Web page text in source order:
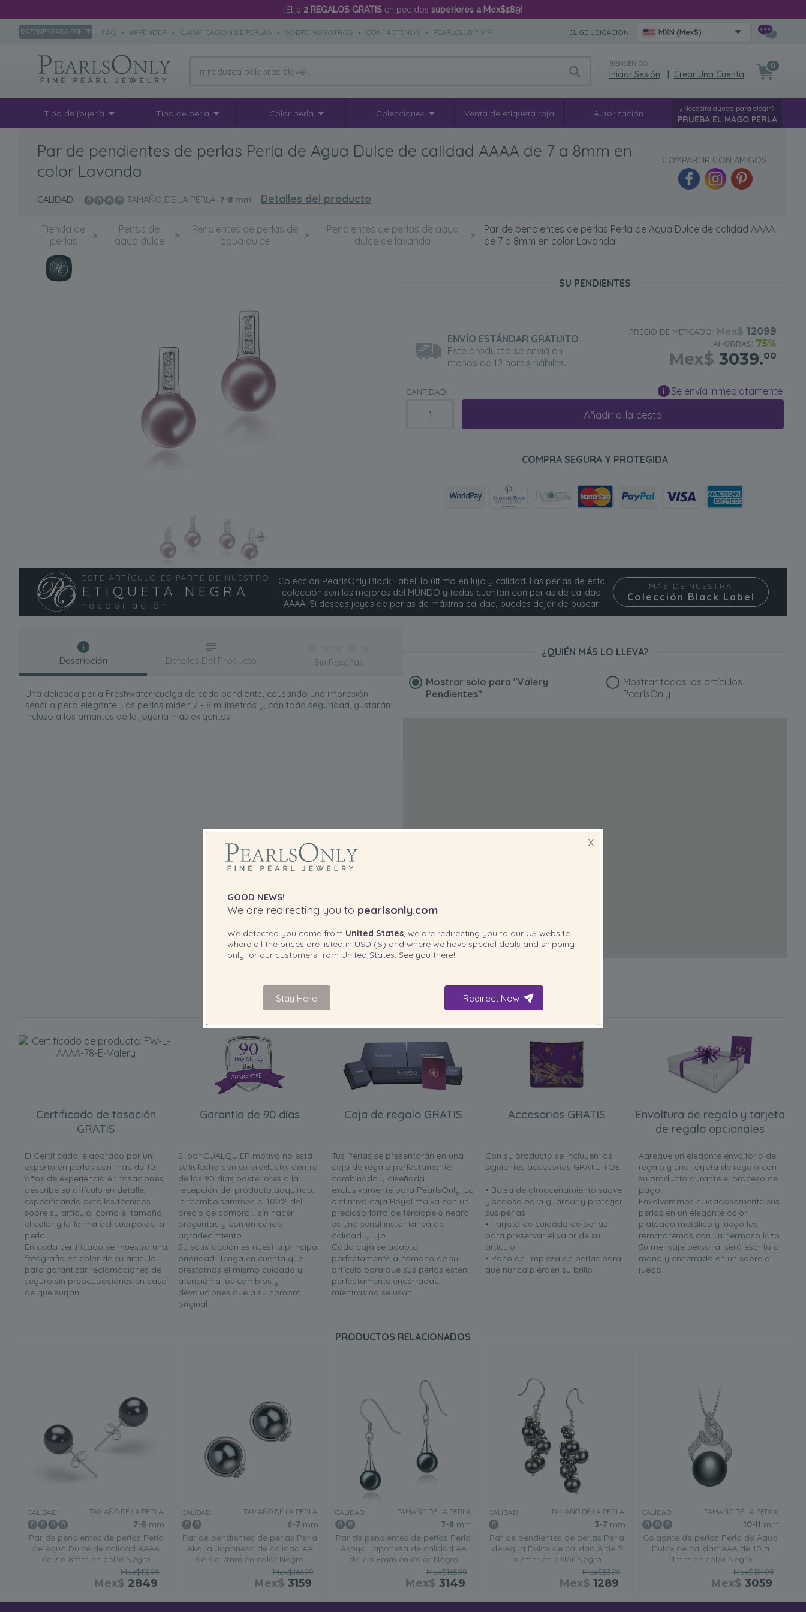
¡Elija 2 REGALOS GRATISen pedidos superiores a Mex$189!
RAZONES PARA COMPRAR FAQ • APRENDER • CLASIFICACIÓN DE PERLAS • SOBRE NOSOTROS • CONTÁCTENOS • PEARLCLUB™ VIP ELIGE UBICACIÓN: MXN (Mex$)
BIENVENIDO
Iniciar Sesión Crear Una Cuenta
0
Tipo de joyería Tipo de perla Color perla Colecciones Venta de etiqueta roja Autorización ¿Necesita ayuda para elegir?
PRUEBA EL MAGO PERLA
Par de pendientes de perlas Perla de Agua Dulce de calidad AAAA de 7 a 8mm en
color Lavanda
CALIDAD: TAMAÑO DE LA PERLA: 7-8 mm Detalles del producto
COMPARTIR CON AMIGOS:
Tienda de
perlas
>
Perlas de
agua dulce
>
Pendientes de perlas de
agua dulce
>
Pendientes de perlas de agua
dulce de lavanda
>
Par de pendientes de perlas Perla de Agua Dulce de calidad AAAA
de 7 a 8mm en color Lavanda
SU PENDIENTES
ENVÍO ESTÁNDAR GRATUITO
Este producto se envía en
menos de 12 horas hábiles.
PRECIO DE MERCADO: Mex$12099
AHORRAS: 75%
Mex$ 3039.00
CANTIDAD: Se envía inmediatamente
Añadir a la cesta
COMPRA SEGURA Y PROTEGIDA
ESTE ARTÍCULO ES PARTE DE NUESTRO
ETIQUETA NEGRA
recopilación
Colección PearlsOnly Black Label: lo último en lujo y calidad. Las perlas de esta
colección son las mejores del MUNDO y todas cuentan con perlas de calidad
AAAA. Si deseas joyas de perlas de máxima calidad, puedes dejar de buscar.
MÁS DE NUESTRA
Colección Black Label
Descripción
Una delicada perla Freshwater cuelga de cada pendiente, causando una impresión
sencilla pero elegante. Las perlas miden 7 - 8 milímetros y, con toda seguridad, gustarán
incluso a los amantes de la joyería más exigentes.
Detalles Del Producto Sin Reseñas
¿QUIÉN MÁS LO LLEVA?
Mostrar solo para "Valery
Pendientes"
Mostrar todos los artículos
PearlsOnly
Certificado de tasación
GRATIS
El Certificado, elaborado por un
experto en perlas con más de 10
años de experiencia en tasaciones,
describe su artículo en detalle,
especificando detalles técnicos
sobre su artículo, como el tamaño,
el color y la forma del cuerpo de la
perla.
En cada certificado se muestra una
fotografía en color de su artículo
para garantizar reclamaciones de
seguro sin preocupaciones en caso
de que surjan.
Garantía de 90 días
Si por CUALQUIER motivo no está
satisfecho con su producto, dentro
de los 90 días posteriores a la
recepción del producto adquirido,
le reembolsaremos el 100% del
precio de compra... sin hacer
preguntas y con un cálido
agradecimiento.
Su satisfacción es nuestra principal
prioridad. Tenga en cuenta que
prestamos el mismo cuidado y
atención a los cambios y
devoluciones que a su compra
original.
Caja de regalo GRATIS
Tus Perlas se presentarán en una
caja de regalo perfectamente
combinada y diseñada
exclusivamente para PearlsOnly. La
distintiva caja Royal malva con un
precioso forro de terciopelo negro
es una señal instantánea de
calidad y lujo.
Cada caja se adapta
perfectamente al tamaño de su
artículo para que sus perlas estén
perfectamente encerradas
mientras no se usan.
Accesorios GRATIS
Con su producto se incluyen los
siguientes accesorios GRATUITOS:
• Bolsa de almacenamiento suave
y sedosa para guardar y proteger
sus perlas
• Tarjeta de cuidado de perlas
para preservar el valor de su
artículo
• Paño de limpieza de perlas para
que nunca pierden su brillo.
Envoltura de regalo y tarjeta
de regalo opcionales
Agregue un elegante envoltorio de
regalo y una tarjeta de regalo con
su producto durante el proceso de
pago.
Envolveremos cuidadosamente sus
perlas en un elegante color
plateado metálico y luego las
remataremos con un hermoso lazo.
Su mensaje personal será escrito a
mano y encerrado en un sobre a
juego.
PRODUCTOS RELACIONADOS
CALIDAD: TAMAÑO DE LA PERLA:
7-8 mm
Par de pendientes de perlas Perla
de Agua Dulce de calidad AAAA
de 7 a 8mm en color Negro
Mex$11299
Mex$ 2849
CALIDAD: TAMAÑO DE LA PERLA:
6-7 mm
Par de pendientes de perlas Perla
Akoya Japonesa de calidad AA
de 6 a 7mm en color Negro
Mex$16699
Mex$ 3159
CALIDAD: TAMAÑO DE LA PERLA:
7-8mm
Par de pendientes de perlas Perla
Akoya Japonesa de calidad AA
de 7 a 8mm en color Negro
Mex$16599
Mex$ 3149
CALIDAD: TAMAÑO DE LA PERLA:
3-7 mm
Par de pendientes de perlas Perla
de Agua Dulce de calidad A de 3
a 7mm en color Negro
Mex$5309
Mex$ 1289
CALIDAD: TAMAÑO DE LA PERLA:
10-11 mm
Colgante de perlas Perla de Agua
Dulce de calidad AAA de 10 a
11mm en color Negro
Mex$13499
Mex$ 3059
X
GOOD NEWS!
We are redirecting you to pearlsonly.com
We detected you come from United States, we are redirecting you to our US website
where all the prices are listed in USD ($) and where we have special deals and shipping
only for our customers from United States . See you there!
Stay Here Redirect Now